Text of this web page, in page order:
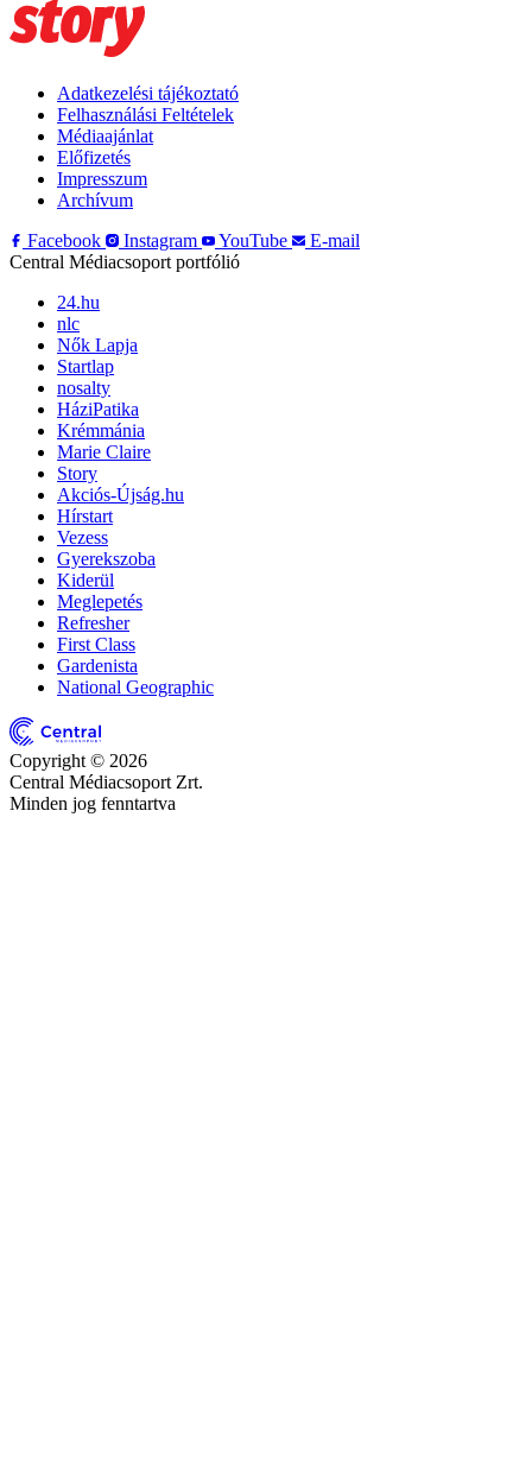
Adatkezelési tájékoztató
Felhasználási Feltételek
Médiaajánlat
Előfizetés
Impresszum
Archívum
Facebook
Instagram YouTube
E-mail
Central Médiacsoport portfólió
24.hu
nlc
Nők Lapja
Startlap
nosalty
HáziPatika
Krémmánia
Marie Claire
Story
Akciós-Újság.hu
Hírstart
Vezess
Gyerekszoba
Kiderül
Meglepetés
Refresher
First Class
Gardenista
National Geographic
Copyright © 2026
Central Médiacsoport Zrt.
Minden jog fenntartva